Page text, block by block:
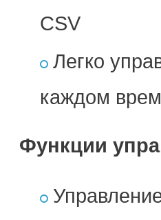
CSV
Легко
каждом
Функции